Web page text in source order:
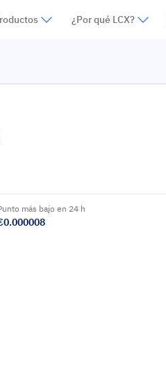
¿Por qué LCX?
más bajo en 24 h